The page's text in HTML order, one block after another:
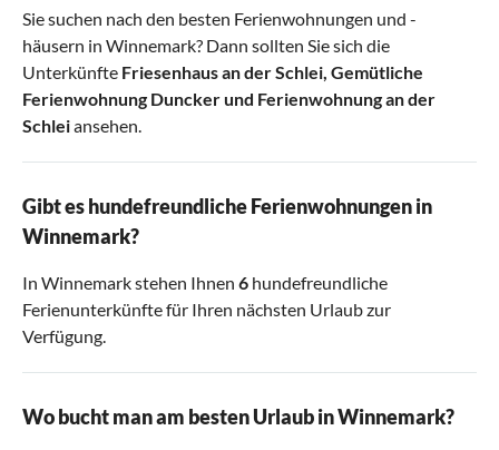
Sie suchen nach den besten Ferienwohnungen und -
häusern in Winnemark? Dann sollten Sie sich die
Unterkünfte Friesenhaus an der Schlei Gemütliche
Ferienwohnung Dunckerund Ferienwohnung an der
Schleiansehen.
Gibt es hundefreundliche Ferienwohnungen in
Winnemark?
In Winnemark stehen Ihnen 6 hundefreundliche
Ferienunterkünfte für Ihren nächsten Urlaub zur
Verfügung.
Wo bucht man am besten Urlaub in Winnemark?